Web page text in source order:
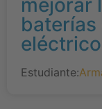
mejorar
baterías
Estudiante: